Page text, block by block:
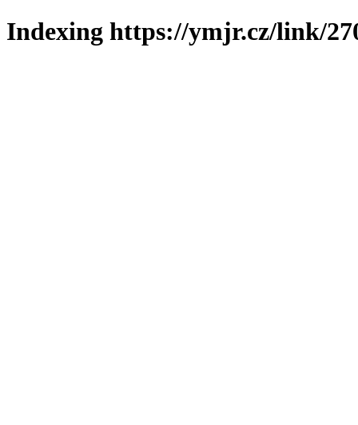
Indexing https://ymjr.cz/link/